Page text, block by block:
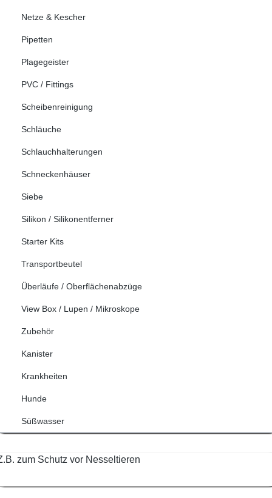
Netze & Kescher
Pipetten
Plagegeister
PVC / Fittings
Scheibenreinigung
Schläuche
Schlauchhalterungen
Schneckenhäuser
Siebe
Silikon / Silikonentferner
Starter Kits
Transportbeutel
Überläufe / Oberflächenabzüge
View Box / Lupen / Mikroskope
Zubehör
Kanister
Krankheiten
Hunde
Süßwasser
zum Schutz vor Nesseltieren